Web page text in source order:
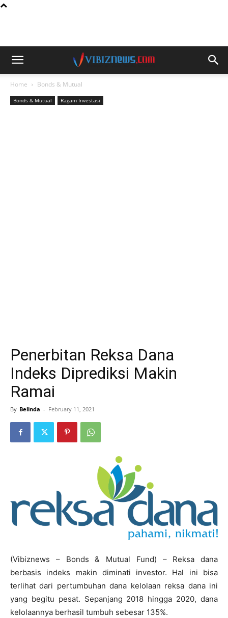
Home Bonds & Mutual
Bonds & Mutual Ragam Investasi
Penerbitan Reksa Dana
Indeks Diprediksi Makin
Ramai
By Belinda - February 11, 2021
(Vibiznews – Bonds & Mutual Fund) – Reksa dana
berbasis indeks makin diminati investor. Hal ini bisa
terlihat dari pertumbuhan dana kelolaan reksa dana ini
yang begitu pesat. Sepanjang 2018 hingga 2020, dana
kelolaannya berhasil tumbuh sebesar 135%.